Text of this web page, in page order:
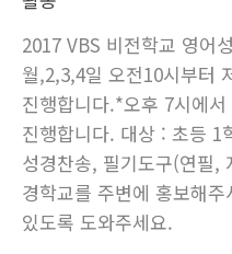
2017 VBS 비전학교 영어
월,2,3,4일 오전10시부터
진행합니다.*오후 7시에
진행합니다. 대상 : 초등 1
성경찬송, 필기도구(연필,
경학교를 주변에 홍보해
있도록 도와주세요.